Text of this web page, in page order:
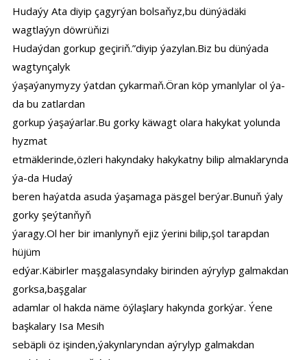
Hudaýy Ata diyip çagyrýan bolsaňyz,bu dünýädäki
wagtlaýyn döwrüňizi
Hudaýdan gorkup geçiriň.”diyip ýazylan.Biz bu dünýada
wagtynçalyk
ýaşaýanymyzy ýatdan çykarmaň.Öran köp ymanlylar ol ýa-
da bu zatlardan
gorkup ýaşaýarlar.Bu gorky käwagt olara hakykat yolunda
hyzmat
etmäklerinde,özleri hakyndaky hakykatny bilip almaklarynda
ýa-da Hudaý
beren haýatda asuda ýaşamaga päsgel berýar.Bunuň ýaly
gorky şeýtanňyň
ýaragy.Ol her bir imanlynyň ejiz ýerini bilip,şol tarapdan
hüjüm
edýar.Käbirler maşgalasyndaky birinden aýrylyp galmakdan
gorksa,başgalar
adamlar ol hakda näme öýlaşlary hakynda gorkýar. Ýene
başkalary Isa Mesih
sebäpli öz işinden,ýakynlaryndan aýrylyp galmakdan